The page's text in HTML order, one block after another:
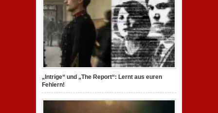
„Intrige“ und „The Report“: Lernt aus euren
Fehlern!